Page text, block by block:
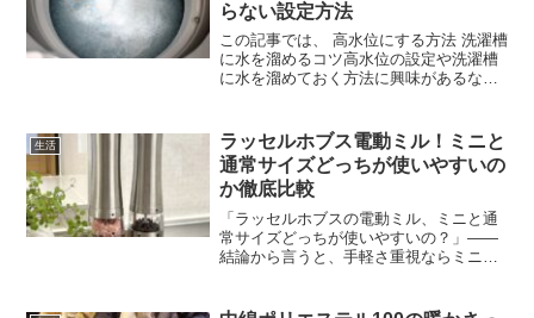
らない設定方法
この記事では、 高水位にする方法 洗濯槽
に水を溜めるコツ高水位の設定や洗濯槽
に水を溜めておく方法に興味があるな
ういうわけか水が溜まらないんです。普
段の洗濯ではちゃんと動...
生活
ラッセルホブス電動ミル！ミニと
通常サイズどっちが使いやすいの
か徹底比較
「ラッセルホブスの電動ミル、ミニと通
常サイズどっちが使いやすいの？」——
結論から言うと、手軽さ重視ならミニサ
トで、サッと使えて片手でもラクラク。